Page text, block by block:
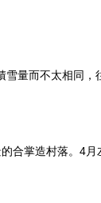
雪量而不太相同
合掌造村落。4月